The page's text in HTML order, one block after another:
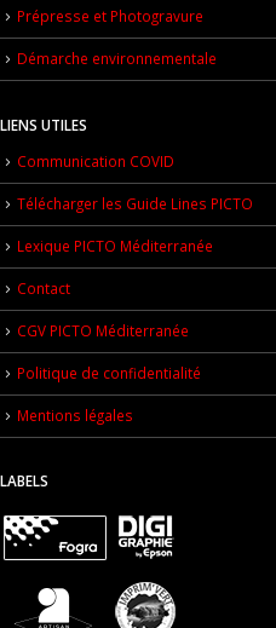
Prépresse et Photogravure
Démarche environnementale
LIENS UTILES
Communication COVID
Télécharger les Guide Lines PICTO
Lexique PICTO Méditerranée
Contact
CGV PICTO Méditerranée
Politique de confidentialité
Mentions légales
LABELS